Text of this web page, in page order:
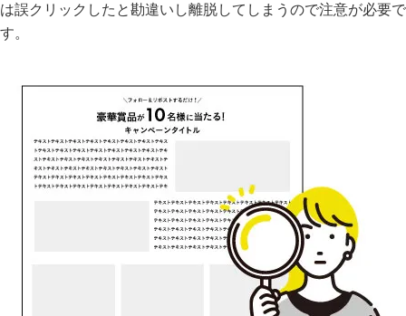
は誤クリックしたと勘違いし離脱してしまうので注意が必要で
す。